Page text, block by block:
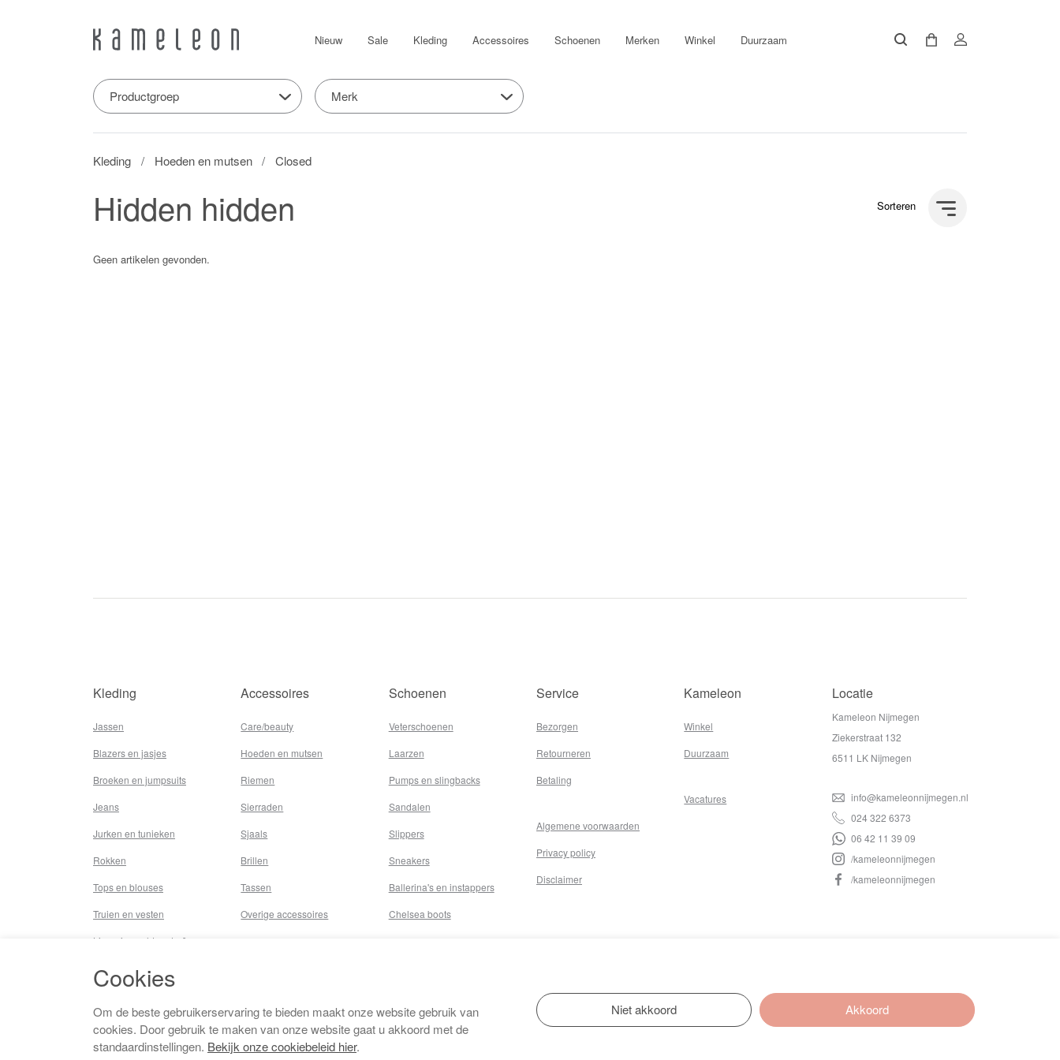
Nieuw Sale Kleding Accessoires Schoenen Merken Winkel Duurzaam
Productgroep Merk
Kleding Hoeden en mutsen Closed
Hidden hidden Sorteren
Geen artikelen gevonden.
Kleding
Jassen
Blazers en jasjes
Broeken en jumpsuits
Jeans
Jurken en tunieken
Rokken
Tops en blouses
Truien en vesten
Lingerie,nachtmode &
Badkleding
Beenmode
Vermaakkosten
Accessoires
Care/beauty
Hoeden en mutsen
Riemen
Sierraden
Sjaals
Brillen
Tassen
Overige accessoires
Schoenen
Veterschoenen
Laarzen
Pumps en slingbacks
Sandalen
Slippers
Sneakers
Ballerina's en instappers
Chelsea boots
Service
Bezorgen
Retourneren
Betaling
Algemene voorwaarden
Privacy policy
Disclaimer
Kameleon
Winkel
Duurzaam
Vacatures
Locatie
Kameleon Nijmegen
Ziekerstraat 132
6511 LK Nijmegen
info@kameleonnijmegen.nl
024 322 6373
06 42 11 39 09
/kameleonnijmegen
/kameleonnijmegen
Cookies
Om de beste gebruikerservaring te bieden maakt onze website gebruik van
cookies. Door gebruik te maken van onze website gaat u akkoord met de
standaardinstellingen. Bekijk onze cookiebeleid hier.